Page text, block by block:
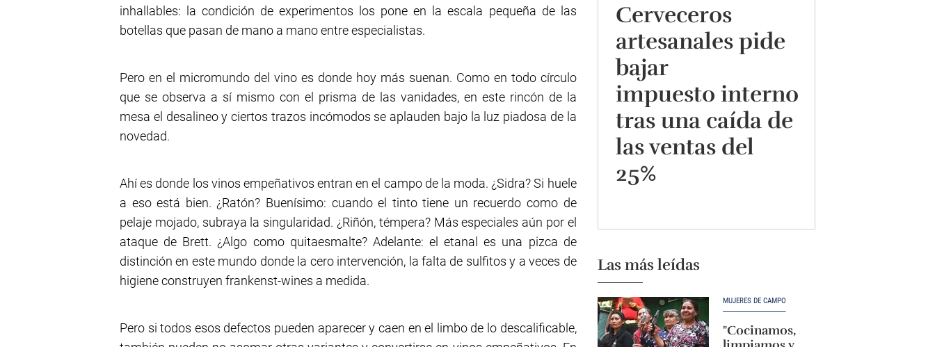
inhallables: la condición de experimentos los pone en la escala pequeña de las
botellas que pasan de mano a mano entre especialistas.
Pero en el micromundo del vino es donde hoy más suenan. Como en todo círculo
que se observa a sí mismo con el prisma de las vanidades, en este rincón de la
mesa el desalineo y ciertos trazos incómodos se aplauden bajo la luz piadosa de la
novedad.
Ahí es donde los vinos empeñativos entran en el campo de la moda. ¿Sidra? Si huele
a eso está bien. ¿Ratón? Buenísimo: cuando el tinto tiene un recuerdo como de
pelaje mojado, subraya la singularidad. ¿Riñón, témpera? Más especiales aún por el
ataque de Brett. ¿Algo como quitaesmalte? Adelante: el etanal es una pizca de
distinción en este mundo donde la cero intervención, la falta de sulfitos y a veces de
higiene construyen frankenst-wines a medida.
Pero si todos esos defectos pueden aparecer y caen en el limbo de lo descalificable,
Cerveceros
artesanales pide
bajar
impuesto interno
tras una caída de
las ventas del
25%
Las más leídas
MUJERES DE CAMPO
"Cocinamos,